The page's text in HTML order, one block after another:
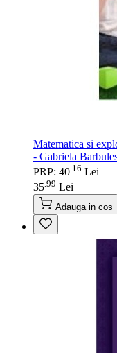
Matematica si
- Gabriela
PRP: 40 16 Lei
35 99 Lei
Adauga in cos